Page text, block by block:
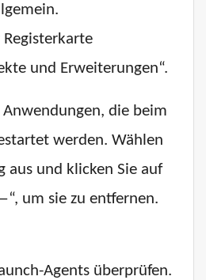
Registerkarte
und Erweiterungen“.
die beim
werden. Wählen
aus und klicken Sie auf
um sie zu entfernen.
Agents überprüfen.